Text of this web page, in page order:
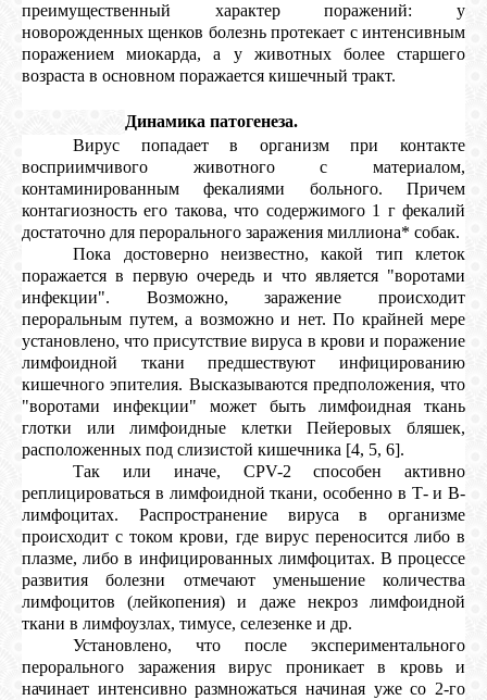
преимущественный характер поражений: у
новорожденных щенков болезнь протекает с интенсивным
поражением миокарда, а у животных более старшего
возраста в основном поражается кишечный тракт.
Динамика патогенеза.
Вирус попадает в организм при контакте
восприимчивого животного с материалом,
контаминированным фекалиями больного. Причем
контагиозность его такова, что содержимого 1 г фекалий
достаточно для перорального заражения миллиона* собак.
Пока достоверно неизвестно, какой тип клеток
поражается в первую очередь и что является "воротами
инфекции". Возможно, заражение происходит
пероральным путем, а возможно и нет. По крайней мере
установлено, что присутствие вируса в крови и поражение
лимфоидной ткани предшествуют инфицированию
кишечного эпителия. Высказываются предположения, что
"воротами инфекции" может быть лимфоидная ткань
глотки или лимфоидные клетки Пейеровых бляшек,
расположенных под слизистой кишечника [4, 5, 6].
Так или иначе, CPV-2 способен активно
реплицироваться в лимфоидной ткани, особенно в Т- и В-
лимфоцитах. Распространение вируса в организме
происходит с током крови, где вирус переносится либо в
плазме, либо в инфицированных лимфоцитах. В процессе
развития болезни отмечают уменьшение количества
лимфоцитов (лейкопения) и даже некроз лимфоидной
ткани в лимфоузлах, тимусе, селезенке и др.
Установлено, что после экспериментального
перорального заражения вирус проникает в кровь и
начинает интенсивно размножаться начиная уже со 2-го